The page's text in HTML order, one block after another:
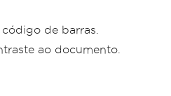
de barras.
ao documento.